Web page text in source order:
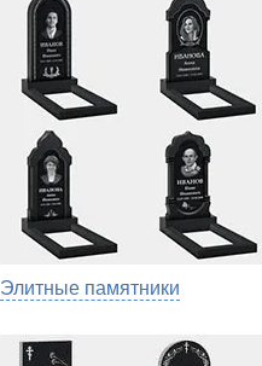
Элитные памятники